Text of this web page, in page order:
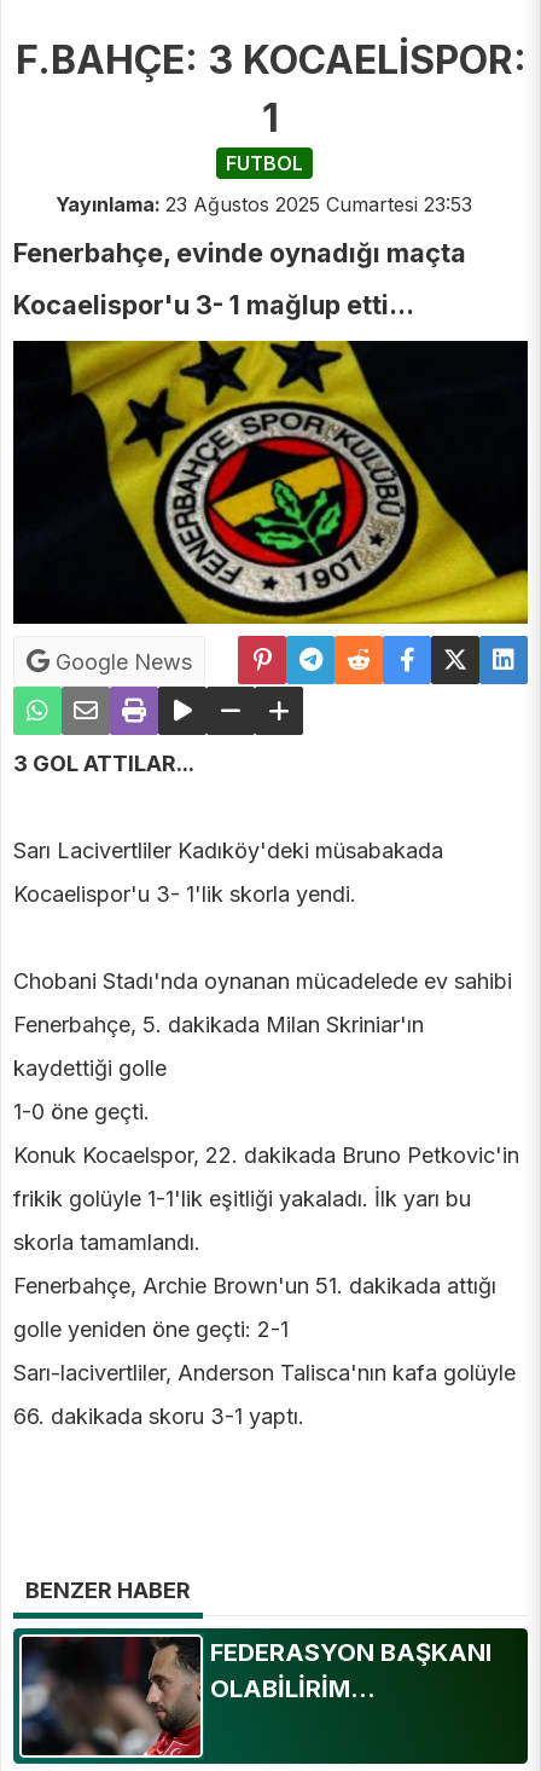
F.BAHÇE: 3 KOCAELİSPOR:
1
FUTBOL
Yayınlama: 23 Ağustos 2025 Cumartesi 23:53
Fenerbahçe, evinde oynadığı maçta
Kocaelispor'u 3- 1 mağlup etti...
Google News
3 GOL ATTILAR...
Sarı Lacivertliler Kadıköy'deki müsabakada
Kocaelispor'u 3- 1'lik skorla yendi.
Chobani Stadı'nda oynanan mücadelede ev sahibi
Fenerbahçe, 5. dakikada Milan Skriniar'ın
kaydettiği golle
1-0 öne geçti.
Konuk Kocaelspor, 22. dakikada Bruno Petkovic'in
frikik golüyle 1-1'lik eşitliği yakaladı. İlk yarı bu
skorla tamamlandı.
Fenerbahçe, Archie Brown'un 51. dakikada attığı
golle yeniden öne geçti: 2-1
Sarı-lacivertliler, Anderson Talisca'nın kafa golüyle
66. dakikada skoru 3-1 yaptı.
BENZER HABER
FEDERASYON BAŞKANI
OLABİLİRİM...